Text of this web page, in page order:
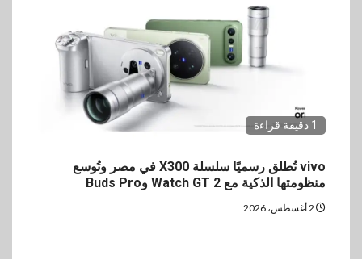
1 دقيقة قراءة
vivo تُطلق رسميًا سلسلة X300 في مصر وتُوسع
منظومتها الذكية مع Watch GT 2 وBuds Pro